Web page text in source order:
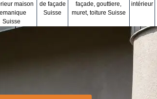
maison
Suisse
de façade
Suisse
façade, gouttiere,
muret, toiture Suisse
intérieur